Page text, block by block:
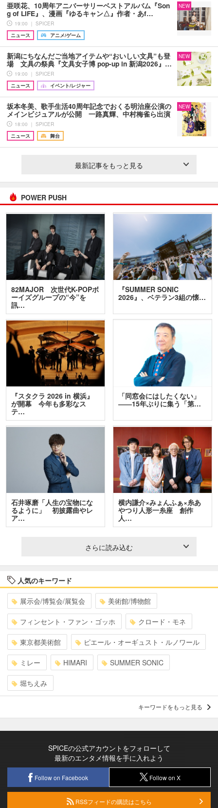
亜咲花、10周年アニバーサリーベストアルバム『Son
g of LIFE』、漫画『ゆるキャン△』作者・あf…
19:00 ｜ SPICER
ニュース
アニメ/ゲーム
NEW
新潟にちなんだご当地アイテムや“おいしい文具”も登
場 文具の祭典『文具女子博 pop-up in 新潟2026』…
19:00 ｜ SPICER
ニュース
イベント/レジャー
NEW
坂本冬美、歌手生活40周年記念でおくる明治座公演の
メインビジュアルが公開 一路真輝、中村梅雀ら出演
18:00 ｜ SPICER
ニュース
舞台
NEW
最新記事をもっと見る
POWER PUSH
82MAJOR 次世代K-POPボ
ーイズグループの“今”を
訊…
『SUMMER SONIC
2026』、ベテラン3組の懐…
『スタクラ 2026 in 横浜』
が開幕 今年も多彩なス
テ…
「同窓会にはしたくない」
――15年ぶりに集う「第…
石井琢磨「人生の宝物にな
るように」 初披露曲やレ
ア…
横内謙介×みょんふぁ×糸あ
やつり人形一糸座 創作
人…
さらに読み込む
人気のキーワード
展示会/博覧会/展覧会 美術館/博物館
フィンセント・ファン・ゴッホ クロード・モネ
東京都美術館 ピエール・オーギュスト・ルノワール
ミレー HIMARI SUMMER SONIC
堀ちえみ
キーワードをもっと見る
SPICEの公式アカウントをフォローして
最新のエンタメ情報を手に入れよう
Follow on Facebook Follow on X
RSSフィードの購読はこちら